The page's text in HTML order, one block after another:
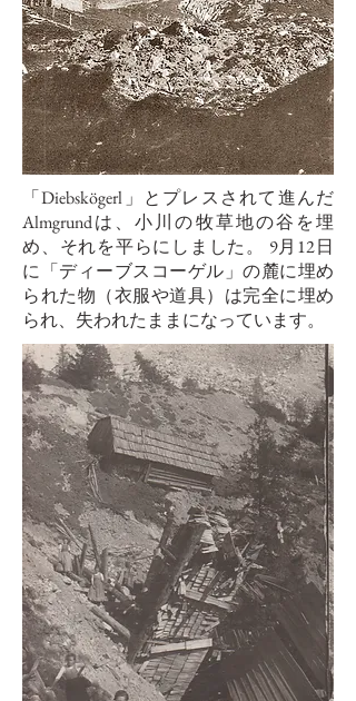
「Diebskögerl」とプレスされて進んだ
Almgrundは、小川の牧草地の谷を埋
め、それを平らにしました。 9月12日
に「ディーブスコーゲル」の麓に埋め
られた物（衣服や道具）は完全に埋め
られ、失われたままになっています。